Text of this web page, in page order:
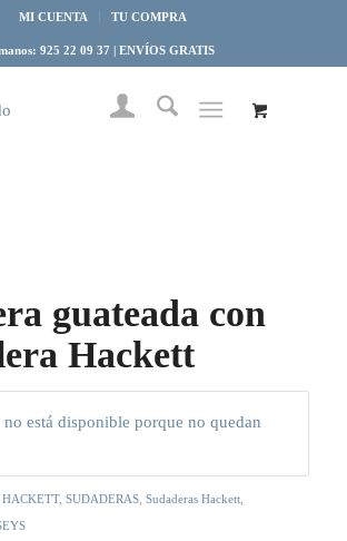
MI CUENTA TU COMPRA
925 22 09 37 | ENVÍOS GRATIS
guateada con
Hackett
está disponible porque no quedan
HACKETT, SUDADERAS, Sudaderas Hackett,